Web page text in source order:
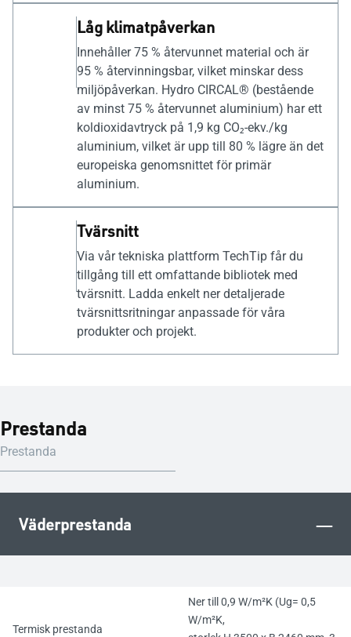
Låg klimatpåverkan
Innehåller 75 % återvunnet material och är
95 % återvinningsbar, vilket minskar dess
miljöpåverkan. Hydro CIRCAL® (bestående
av minst 75 % återvunnet aluminium) har ett
koldioxidavtryck på 1,9 kg CO₂-ekv./kg
aluminium, vilket är upp till 80 % lägre än det
europeiska genomsnittet för primär
aluminium.
Tvärsnitt
Via vår tekniska plattform TechTip får du
tillgång till ett omfattande bibliotek med
tvärsnitt. Ladda enkelt ner detaljerade
tvärsnittsritningar anpassade för våra
produkter och projekt.
Prestanda
Prestanda
Väderprestanda –
Termisk prestanda
Ner till 0,9 W/m²K (Ug= 0,5
W/m²K,